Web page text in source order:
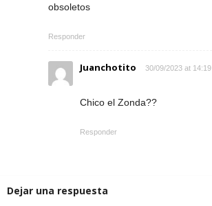
obsoletos
Responder
Juanchotito 30/09/2023 at 14:19
Chico el Zonda??
Responder
Dejar una respuesta